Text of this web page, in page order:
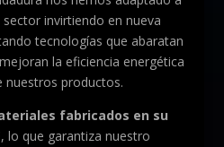
invirtiendo en nueva
tecnologías que abaratan
la eficiencia energética
nuestros productos.
fabricados en su
, lo que garantiza nuestro